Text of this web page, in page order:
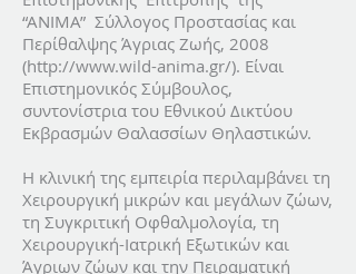
“ΑΝΙΜΑ” Σύλλογος Προστασίας και
Περίθαλψης Άγριας Ζωής, 2008
(http://www.wild-anima.gr/). Είναι
Επιστημονικός Σύμβουλος,
συντονίστρια του Εθνικού Δικτύου
Εκβρασμών Θαλασσίων Θηλαστικών.
Η κλινική της εμπειρία περιλαμβάνει τη
Χειρουργική μικρών και μεγάλων ζώων,
τη Συγκριτική Οφθαλμολογία, τη
Χειρουργική-Ιατρική Εξωτικών και
Άγριων ζώων και την Πειραματική